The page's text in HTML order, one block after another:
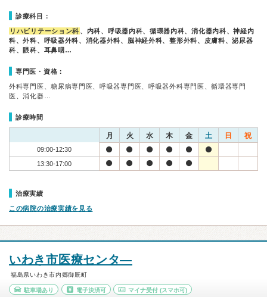
診療科目：
リハビリテーション科 、内科、呼吸器内科、循環器内科、消化器内科、神経内
科、外科、呼吸器外科、消化器外科、脳神経外科、整形外科、皮膚科、泌尿器
科、眼科、耳鼻咽…
専門医・資格：
外科専門医、糖尿病専門医、呼吸器専門医、呼吸器外科専門医、循環器専門
医、消化器…
診療時間
月 火 水 木 金 土 日 祝
09:00-12:30
13:30-17:00
治療実績
この病院の治療実績を見る
いわき市医療センタ―
福島県いわき市内郷御厩町
駐車場あり 電子決済可 マイナ受付 (スマホ可)